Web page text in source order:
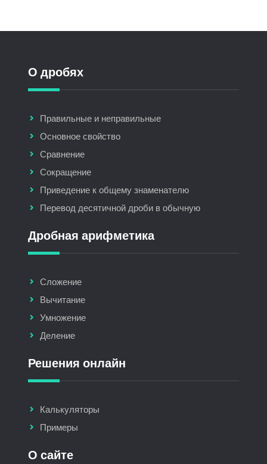
О дробях
Правильные и неправильные
Основное свойство
Сравнение
Сокращение
Приведение к общему знаменателю
Перевод десятичной дроби в обычную
Дробная арифметика
Сложение
Вычитание
Умножение
Деление
Решения онлайн
Калькуляторы
Примеры
О сайте